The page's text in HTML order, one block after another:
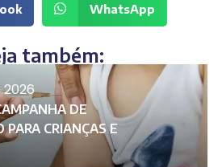
WhatsApp
também:
DE
CRIANÇAS E